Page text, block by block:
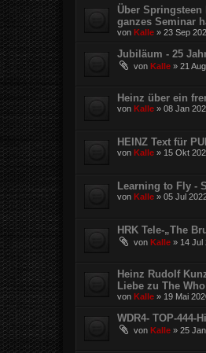
Über
ganzes Seminar
von Kalle » 23 Sep
Jubiläum - 25
von Kalle » 21
Heinz über ein
von Kalle » 08 Jan
HEINZ Text für
von Kalle » 15 Okt
Learning to Fly -
von Kalle » 05 Jul
HRK Tele-„The
von Kalle » 14 Jul
Heinz Rudolf
Liebe zu The Who
von Kalle » 19 Mai
WDR4- TOP-444-
von Kalle » 25